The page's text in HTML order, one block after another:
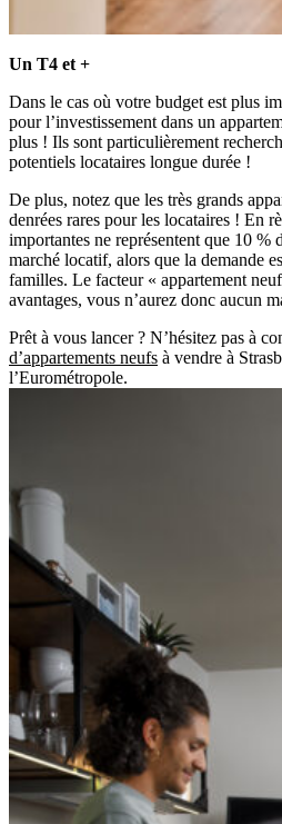
Un T4 et +
Dans le cas où votre budget est plus
pour l’investissement dans un
plus ! Ils sont particulièrement
potentiels locataires longue durée !
De plus, notez que les très grands
denrées rares pour les locataires ! En
importantes ne représentent que 10 %
marché locatif, alors que la demande
familles. Le facteur « appartement
avantages, vous n’aurez donc aucun
Prêt à vous lancer ? N’hésitez pas à
d’appartements neufs à vendre à
l’Eurométropole.